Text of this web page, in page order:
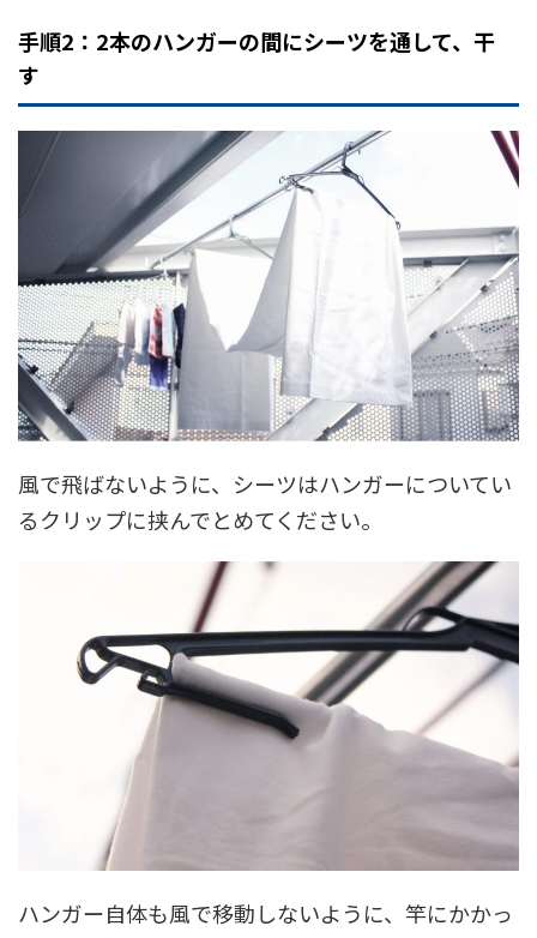
手順2：2本のハンガーの間にシーツを通して、干
す
風で飛ばないように、シーツはハンガーについてい
るクリップに挟んでとめてください。
ハンガー自体も風で移動しないように、竿にかかっ